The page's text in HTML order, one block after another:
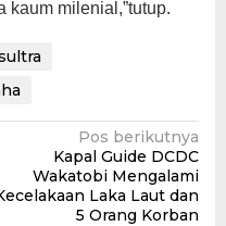
kaum milenial,”tutup.
Pos berikutnya
Kapal Guide DCDC
Wakatobi Mengalami
Laka Laut dan
5 Orang Korban